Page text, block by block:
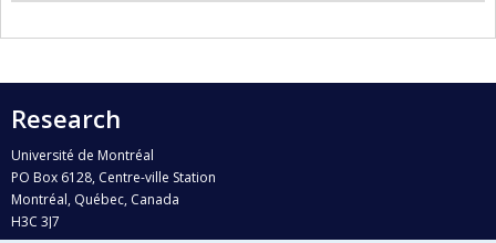
Research
Université de Montréal
PO Box 6128, Centre-ville Station
Montréal, Québec, Canada
H3C 3J7